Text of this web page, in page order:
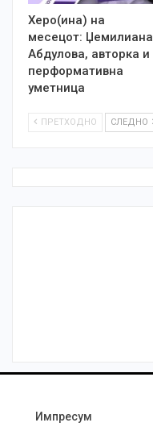
Херо(ина) на
месецот: Џемилиана
Абдулова, авторка и
перформативна
уметница
ПРЕТХОДНО СЛЕДНО
Импресум